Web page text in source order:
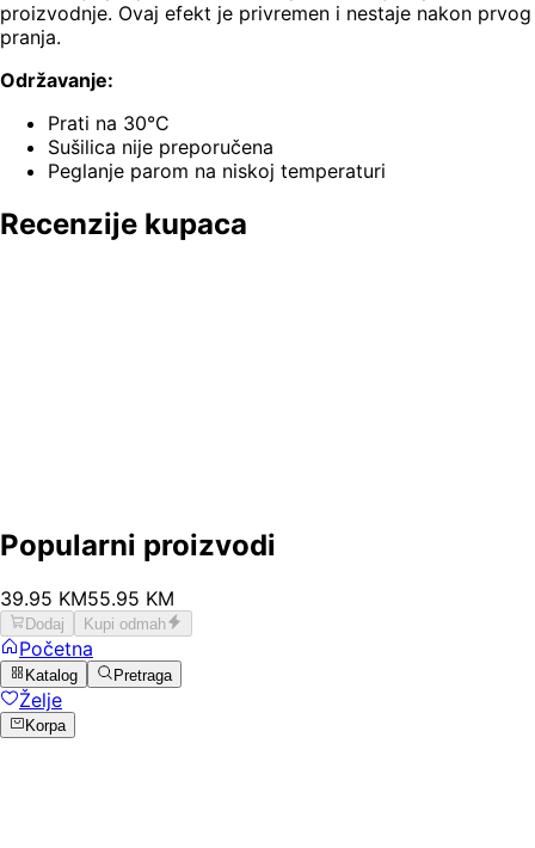
proizvodnje. Ovaj efekt je privremen i nestaje nakon prvog
pranja.
Održavanje:
Prati na 30°C
Sušilica nije preporučena
Peglanje parom na niskoj temperaturi
Recenzije kupaca
Popularni proizvodi
39.95 KM55.95 KM
Dodaj Kupi odmah
Početna
Katalog Pretraga
Želje
Korpa